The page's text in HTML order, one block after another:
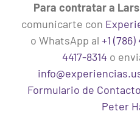
Para contratar a
comunicarte con
o WhatsApp al +1
4417-8314 o
Formulario de
Peter